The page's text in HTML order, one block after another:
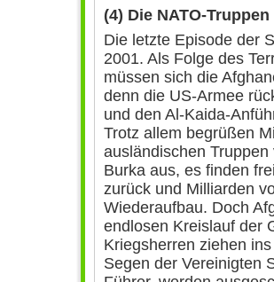
(4) Die NATO-Truppen
Die letzte Episode der
2001. Als Folge des
müssen sich die
denn die US-Armee
und den Al-Kaida-
Trotz allem begrüßen
ausländischen
Burka aus, es finden
zurück und Milliarden
Wiederaufbau. Doch
endlosen Kreislauf der
Kriegsherren ziehen
Segen der Vereinigten